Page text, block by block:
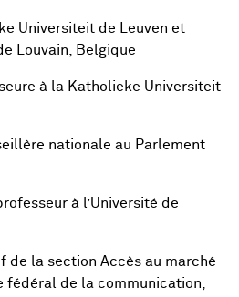
Universiteit de Leuven et
Louvain, Belgique
à la Katholieke Universiteit
nationale au Parlement
à l’Université de
de la section Accès au marché
fédéral de la communication,